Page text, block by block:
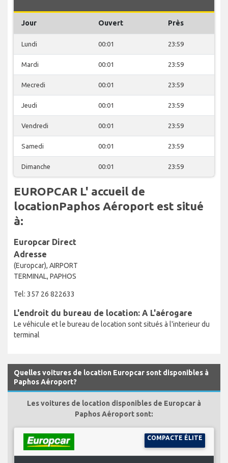
Jour Ouvert Près
Lundi 00:01 23:59
Mardi 00:01 23:59
Mecredi 00:01 23:59
Jeudi 00:01 23:59
Vendredi 00:01 23:59
Samedi 00:01 23:59
Dimanche 00:01 23:59
EUROPCAR L' accueil de
locationPaphos Aéroport est situé
à:
Europcar Direct
Adresse
(Europcar), AIRPORT
TERMINAL, PAPHOS
Tel: 357 26 822633
L'endroit du bureau de location: A L'aérogare
Le véhicule et le bureau de location sont situés à l'interieur du
terminal
Quelles voitures de location Europcar sont disponibles à
Paphos Aéroport?
Les voitures de location disponibles de Europcar à
Paphos Aéroport sont:
COMPACTE ÉLITE